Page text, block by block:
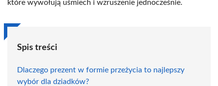
które wywołują uśmiech i wzruszenie jednocześnie.
Spis treści
Dlaczego prezent w formie przeżycia to najlepszy
wybór dla dziadków?